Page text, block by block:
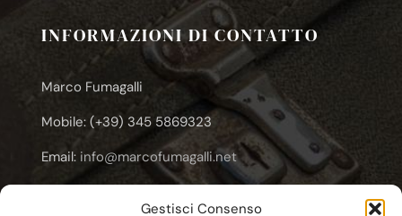
Gestisci Consenso
INFORMAZIONI DI CONTATTO
Marco Fumagalli
Mobile: (+39) 345 5869323
Email: info@marcofumagalli.net